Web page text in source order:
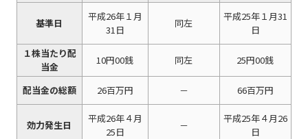
基準日
平成26年１月
31日
同左
平成25年１月31
日
１株当たり配
当金
10円00銭 同左 25円00銭
配当金の総額 26百万円 － 66百万円
効力発生日
平成26年４月
25日
－
平成25年４月26
日